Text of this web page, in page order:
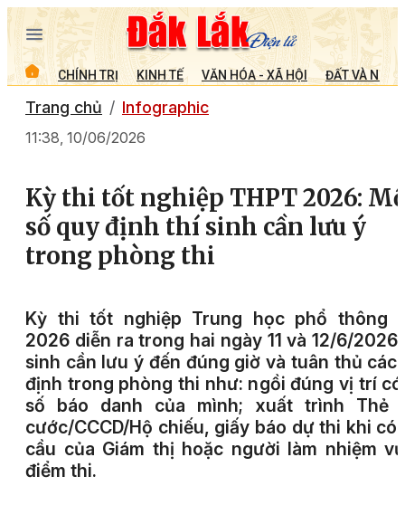
CHÍNH TRỊ KINH TẾ VĂN HÓA - XÃ HỘI ĐẤT VÀ
Trang chủ Infographic
11:38, 10/06/2026
Kỳ thi tốt nghiệp THPT 2026:
số quy định thí sinh cần lưu ý
trong phòng thi
Kỳ thi tốt nghiệp Trung học phổ thông
2026 diễn ra trong hai ngày 11 và 12/6/
sinh cần lưu ý đến đúng giờ và tuân thủ các
định trong phòng thi như: ngồi đúng vị trí
số báo danh của mình; xuất trình Thẻ
cước/CCCD/Hộ chiếu, giấy báo dự thi khi có
cầu của Giám thị hoặc người làm nhiệm
điểm thi.